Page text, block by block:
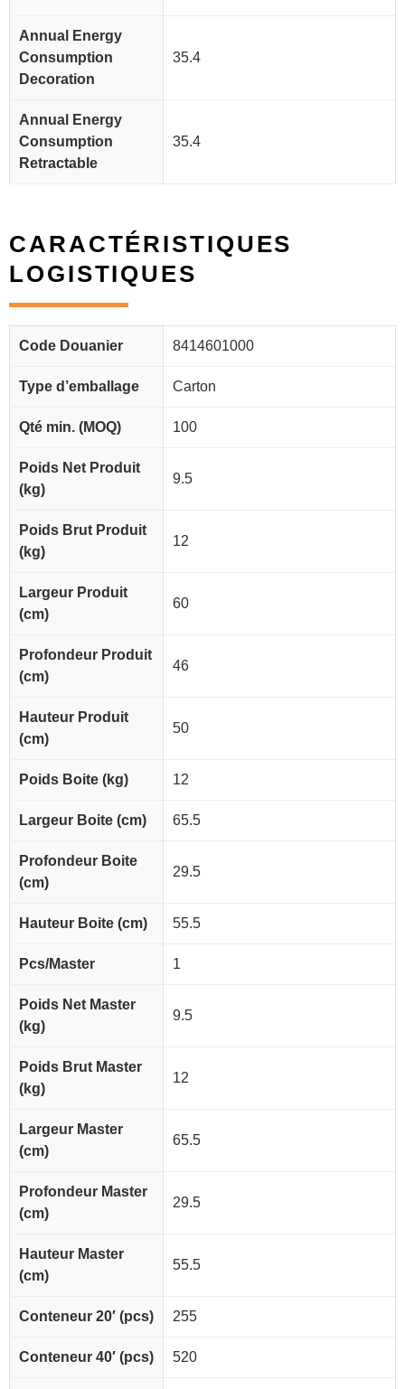
Annual Energy
Consumption
Decoration
35.4
Annual Energy
Consumption
Retractable
35.4
CARACTÉRISTIQUES
LOGISTIQUES
Code Douanier 8414601000
Type d’emballage Carton
Qté min. (MOQ) 100
Poids Net Produit
(kg)
9.5
Poids Brut Produit
(kg)
12
Largeur Produit
(cm)
60
Profondeur Produit
(cm)
46
Hauteur Produit
(cm)
50
Poids Boite (kg) 12
Largeur Boite (cm) 65.5
Profondeur Boite
(cm)
29.5
Hauteur Boite (cm) 55.5
Pcs/Master 1
Poids Net Master
(kg)
9.5
Poids Brut Master
(kg)
12
Largeur Master
(cm)
65.5
Profondeur Master
(cm)
29.5
Hauteur Master
(cm)
55.5
Conteneur 20′ (pcs) 255
Conteneur 40′ (pcs) 520